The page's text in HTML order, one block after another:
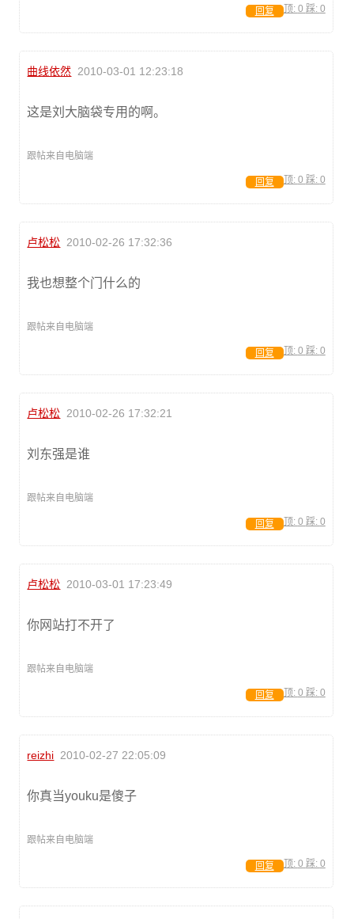
顶: 0 踩: 0
回复
曲线依然 2010-03-01 12:23:18
这是刘大脑袋专用的啊。
跟帖来自电脑端
顶: 0 踩: 0
回复
卢松松 2010-02-26 17:32:36
我也想整个门什么的
跟帖来自电脑端
顶: 0 踩: 0
回复
卢松松 2010-02-26 17:32:21
刘东强是谁
跟帖来自电脑端
顶: 0 踩: 0
回复
卢松松 2010-03-01 17:23:49
你网站打不开了
跟帖来自电脑端
顶: 0 踩: 0
回复
reizhi 2010-02-27 22:05:09
你真当youku是傻子
跟帖来自电脑端
顶: 0 踩: 0
回复